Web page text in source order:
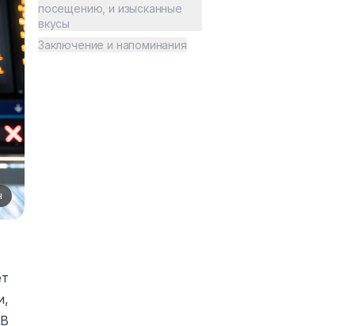
посещению, и изысканные
вкусы
Заключение и напоминания